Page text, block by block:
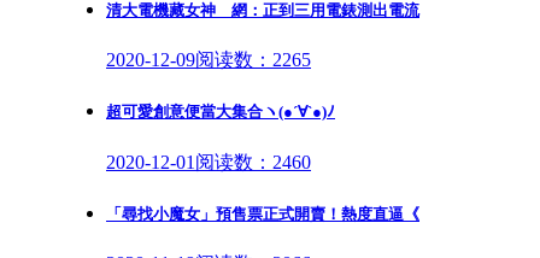
清大電機藏女神 網：正到三用電錶測出電流
2020-12-09阅读数：2265
超可愛創意便當大集合ヽ(●´∀`●)ﾉ
2020-12-01 阅读数：2460
「尋找小魔女」預售票正式開賣！熱度直逼《